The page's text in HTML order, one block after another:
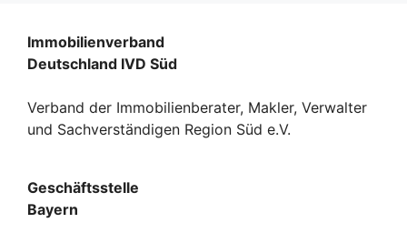
Immobilienverband
Deutschland IVD Süd
Verband der Immobilienberater, Makler, Verwalter
und Sachverständigen Region Süd e.V.
Geschäftsstelle
Bayern